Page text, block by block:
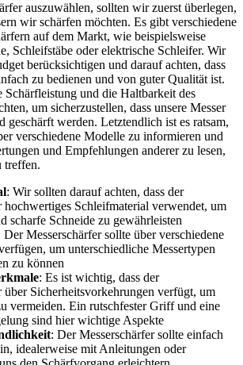
auszuwählen, sollten wir zuerst überlegen,
wir schärfen möchten. Es gibt verschiedene
auf dem Markt, wie beispielsweise
Schleifstäbe oder elektrische Schleifer. Wir
berücksichtigen und darauf achten, dass
zu bedienen und von guter Qualität ist.
und die Haltbarkeit des
um sicherzustellen, dass unsere Messer
geschärft werden. Letztendlich ist es ratsam,
verschiedene Modelle zu informieren und
und Empfehlungen anderer zu lesen,
treffen.
: Wir sollten darauf achten, dass der
hochwertiges Schleifmaterial verwendet, um
scharfe Schneide zu gewährleisten
Der Messerschärfer sollte über verschiedene
um unterschiedliche Messertypen
zu können
: Es ist wichtig, dass der
über Sicherheitsvorkehrungen verfügt, um
vermeiden. Ein rutschfester Griff und eine
sind hier wichtige Aspekte
: Der Messerschärfer sollte einfach
idealerweise mit Anleitungen oder